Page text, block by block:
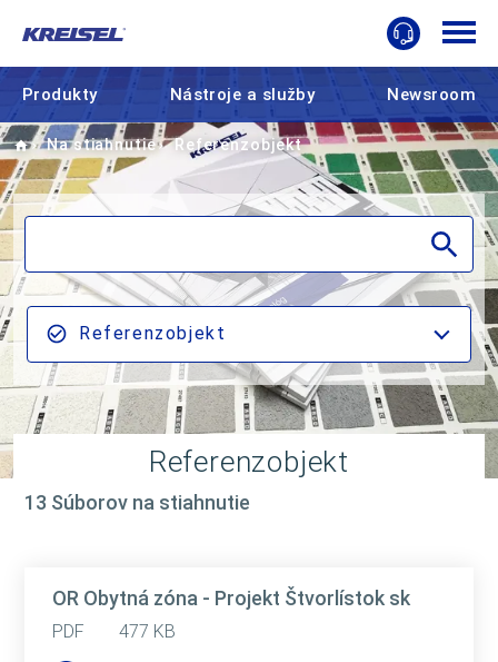
Produkty Nástroje a služby Newsroom
Home
Na stiahnutie Referenzobjekt
Referenzobjekt
Referenzobjekt
13 Súborov na stiahnutie
OR Obytná zóna - Projekt Štvorlístok sk
PDF
477 KB